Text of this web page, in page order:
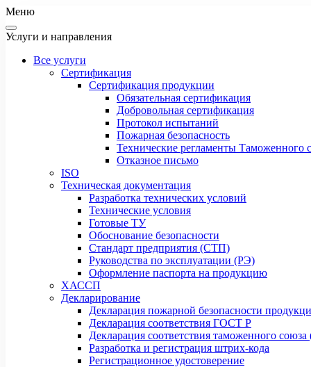
Меню
Услуги и направления
Все услуги
Сертификация
Сертификация продукции
Обязательная сертификация
Добровольная сертификация
Протокол испытаний
Пожарная безопасность
Технические регламенты Таможенного
Отказное письмо
ISO
Техническая документация
Разработка технических условий
Технические условия
Готовые ТУ
Обоснование безопасности
Стандарт предприятия (СТП)
Руководства по эксплуатации (РЭ)
Оформление паспорта на продукцию
ХАССП
Декларирование
Декларация пожарной безопасности
Декларация соответствия ГОСТ Р
Декларация соответствия таможенного
Разработка и регистрация штрих-кода
Регистрационное удостоверение